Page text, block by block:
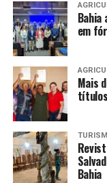
Bahia
em
Mais
Bahia